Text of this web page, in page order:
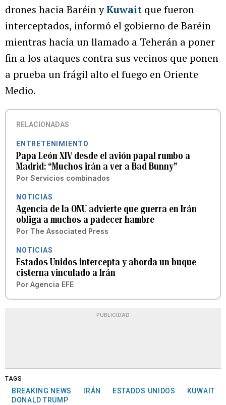
drones hacia Baréin yKuwait que fueron
interceptados, informó el gobierno de Baréin
mientras hacía un llamado a Teherán a poner
fin a los ataques contra sus vecinos que ponen
a prueba un frágil alto el fuego en Oriente
Medio.
RELACIONADAS
ENTRETENIMIENTO
Papa León XIV desde el avión papal rumbo a
Madrid: “Muchos irán a ver a Bad Bunny”
Por Servicios combinados
NOTICIAS
Agencia de la ONU advierte que guerra en Irán
obliga a muchos a padecer hambre
Por The Associated Press
NOTICIAS
Estados Unidos intercepta y aborda un buque
cisterna vinculado a Irán
Por Agencia EFE
PUBLICIDAD
TAGS
BREAKING NEWS IRÁN ESTADOS UNIDOS
KUWAIT
DONALD TRUMP